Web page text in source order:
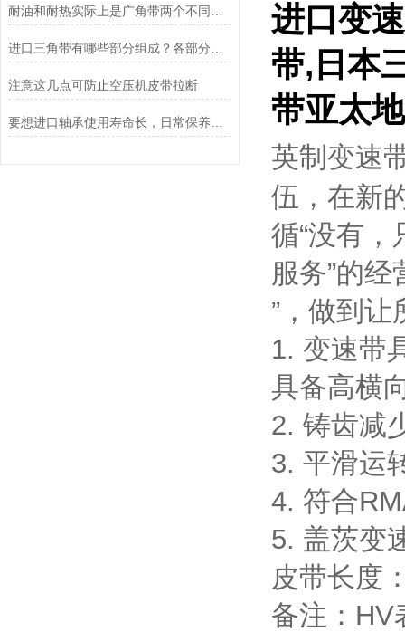
注意这几点可防止空压机皮带拉断
要想进口轴承使用寿命长，日常保养可不能忘
进口变
带,日本
带亚太
英制变速
伍，在新
循“没有，
服务”的
”，做到
1. 变速带
具备高横
2. 铸齿减
3. 平滑运
4. 符合
5. 盖茨变
皮带长度
备注：HV